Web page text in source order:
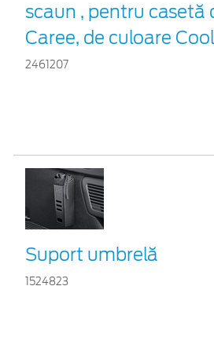
scaun , pentru casetă
Caree, de culoare
2461207
Suport umbrelă
1524823